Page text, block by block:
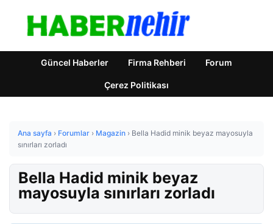
Güncel Haberler Firma Rehberi Forum
Çerez Politikası
Ana sayfa › Forumlar › Magazin › Bella Hadid minik beyaz mayosuyla
sınırları zorladı
Bella Hadid minik beyaz
mayosuyla sınırları zorladı